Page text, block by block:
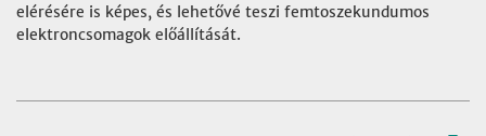
elérésére is képes, és lehetővé teszi femtoszekundumos
elektroncsomagok előállítását.